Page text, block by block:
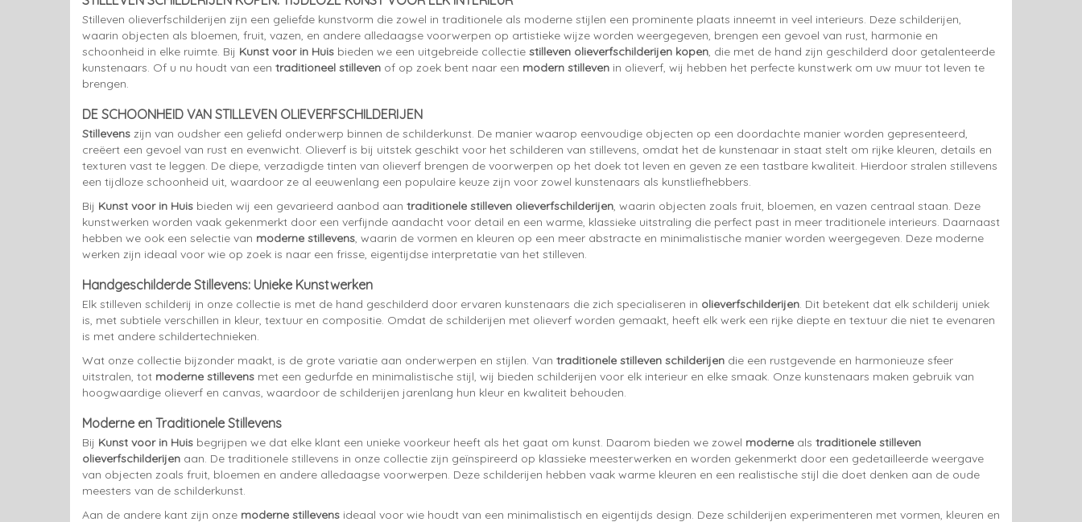
Stilleven olieverfschilderijen zijn een geliefde kunstvorm die zowel in traditionele als moderne stijlen een prominente plaats inneemt in veel interieurs. Deze schilderijen,
waarin objecten als bloemen, fruit, vazen, en andere alledaagse voorwerpen op artistieke wijze worden weergegeven, brengen een gevoel van rust, harmonie en
schoonheid in elke ruimte. Bij Kunst voor in Huis bieden we een uitgebreide collectie stilleven olieverfschilderijen kopen, die met de hand zijn geschilderd door getalenteerde
kunstenaars. Of u nu houdt van een traditioneel stilleven of op zoek bent naar een modern stilleven in olieverf, wij hebben het perfecte kunstwerk om uw muur tot leven te
brengen.
DE SCHOONHEID VAN STILLEVEN OLIEVERFSCHILDERIJEN
Stillevens zijn van oudsher een geliefd onderwerp binnen de schilderkunst. De manier waarop eenvoudige objecten op een doordachte manier worden gepresenteerd,
creëert een gevoel van rust en evenwicht. Olieverf is bij uitstek geschikt voor het schilderen van stillevens, omdat het de kunstenaar in staat stelt om rijke kleuren, details en
texturen vast te leggen. De diepe, verzadigde tinten van olieverf brengen de voorwerpen op het doek tot leven en geven ze een tastbare kwaliteit. Hierdoor stralen stillevens
een tijdloze schoonheid uit, waardoor ze al eeuwenlang een populaire keuze zijn voor zowel kunstenaars als kunstliefhebbers.
Bij Kunst voor in Huis bieden wij een gevarieerd aanbod aan traditionele stilleven olieverfschilderijen, waarin objecten zoals fruit, bloemen, en vazen centraal staan. Deze
kunstwerken worden vaak gekenmerkt door een verfijnde aandacht voor detail en een warme, klassieke uitstraling die perfect past in meer traditionele interieurs. Daarnaast
hebben we ook een selectie van moderne stillevens, waarin de vormen en kleuren op een meer abstracte en minimalistische manier worden weergegeven. Deze moderne
werken zijn ideaal voor wie op zoek is naar een frisse, eigentijdse interpretatie van het stilleven.
Handgeschilderde Stillevens: Unieke Kunstwerken
Elk stilleven schilderij in onze collectie is met de hand geschilderd door ervaren kunstenaars die zich specialiseren in olieverfschilderijen. Dit betekent dat elk schilderij uniek
is, met subtiele verschillen in kleur, textuur en compositie. Omdat de schilderijen met olieverf worden gemaakt, heeft elk werk een rijke diepte en textuur die niet te evenaren
is met andere schildertechnieken.
Wat onze collectie bijzonder maakt, is de grote variatie aan onderwerpen en stijlen. Van traditionele stilleven schilderijen die een rustgevende en harmonieuze sfeer
uitstralen, tot moderne stillevens met een gedurfde en minimalistische stijl, wij bieden schilderijen voor elk interieur en elke smaak. Onze kunstenaars maken gebruik van
hoogwaardige olieverf en canvas, waardoor de schilderijen jarenlang hun kleur en kwaliteit behouden.
Moderne en Traditionele Stillevens
Bij Kunst voor in Huis begrijpen we dat elke klant een unieke voorkeur heeft als het gaat om kunst. Daarom bieden we zowel moderne als traditionele stilleven
olieverfschilderijen aan. De traditionele stillevens in onze collectie zijn geïnspireerd op klassieke meesterwerken en worden gekenmerkt door een gedetailleerde weergave
van objecten zoals fruit, bloemen en andere alledaagse voorwerpen. Deze schilderijen hebben vaak warme kleuren en een realistische stijl die doet denken aan de oude
meesters van de schilderkunst.
Aan de andere kant zijn onze moderne stillevens ideaal voor wie houdt van een minimalistisch en eigentijds design. Deze schilderijen experimenteren met vormen, kleuren en